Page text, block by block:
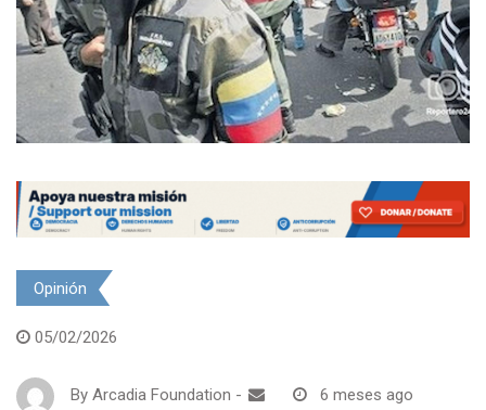
Opinión
05/02/2026
By Arcadia Foundation - 6 meses ago